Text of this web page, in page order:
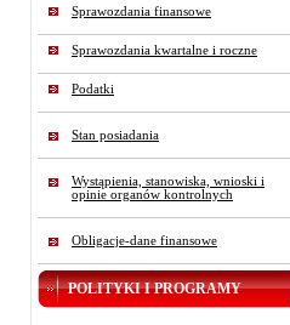
Sprawozdania finansowe
Sprawozdania kwartalne i roczne
Podatki
Stan posiadania
Wystąpienia, stanowiska, wnioski i
opinie organów kontrolnych
Obligacje-dane finansowe
POLITYKI I PROGRAMY